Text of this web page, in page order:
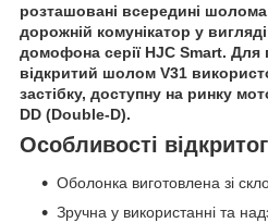
розташовані всередині
дорожній комунікатор у
домофона серії HJC Smart. Для
відкритий шолом V31
застібку, доступну на ринку
DD (Double-D).
Особливості
Оболонка виготовлена зі
Зручна у використанні та